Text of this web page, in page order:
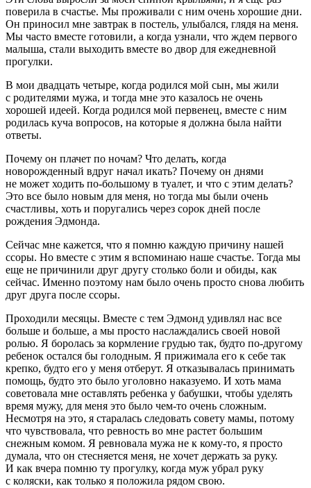
поверила в счастье. Мы проживали с ним очень хорошие дни.
Он приносил мне завтрак в постель, улыбался, глядя на меня.
Мы часто вместе готовили, а когда узнали, что ждем первого
малыша, стали выходить вместе во двор для ежедневной
прогулки.
В мои двадцать четыре, когда родился мой сын, мы жили
с родителями мужа, и тогда мне это казалось не очень
хорошей идеей. Когда родился мой первенец, вместе с ним
родилась куча вопросов, на которые я должна была найти
ответы.
Почему он плачет по ночам? Что делать, когда
новорожденный вдруг начал икать? Почему он днями
не может ходить по-большому в туалет, и что с этим делать?
Это все было новым для меня, но тогда мы были очень
счастливы, хоть и поругались через сорок дней после
рождения Эдмонда.
Сейчас мне кажется, что я помню каждую причину нашей
ссоры. Но вместе с этим я вспоминаю наше счастье. Тогда мы
еще не причинили друг другу столько боли и обиды, как
сейчас. Именно поэтому нам было очень просто снова любить
друг друга после ссоры.
Проходили месяцы. Вместе с тем Эдмонд удивлял нас все
больше и больше, а мы просто наслаждались своей новой
ролью. Я боролась за кормление грудью так, будто по-другому
ребенок остался бы голодным. Я прижимала его к себе так
крепко, будто его у меня отберут. Я отказывалась принимать
помощь, будто это было уголовно наказуемо. И хоть мама
советовала мне оставлять ребенка у бабушки, чтобы уделять
время мужу, для меня это было чем-то очень сложным.
Несмотря на это, я старалась следовать совету мамы, потому
что чувствовала, что ревность во мне растет большим
снежным комом. Я ревновала мужа не к кому-то, я просто
думала, что он стесняется меня, не хочет держать за руку.
И как вчера помню ту прогулку, когда муж убрал руку
с коляски, как только я положила рядом свою.